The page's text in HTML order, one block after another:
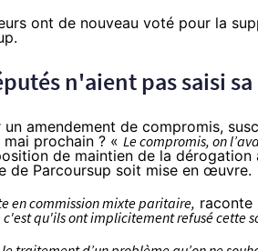
ont de nouveau voté pour la
n'aient pas saisi
amendement de compromis,
prochain ? « Le compromis, on
de maintien de la dérogation
de Parcoursup soit mise en œuvre.
en commission mixte paritaire, raconte
qu'ils ont implicitement refusé cette